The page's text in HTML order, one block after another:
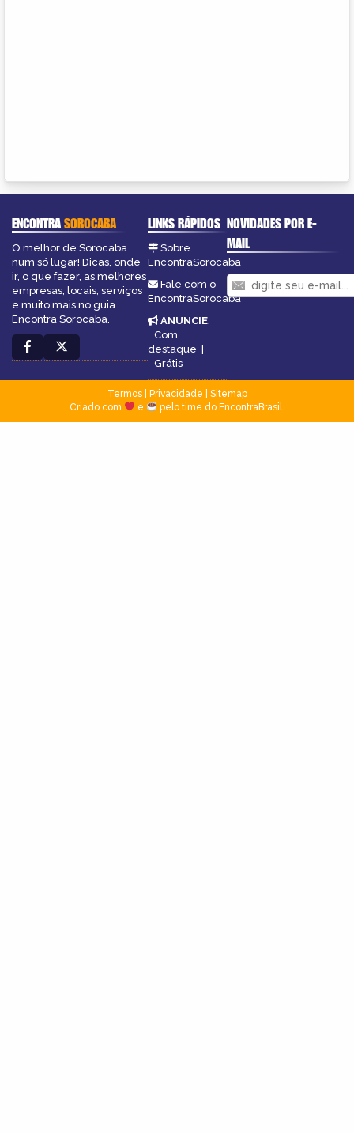
ENCONTRASOROCABA
O melhor de Sorocaba
num só lugar! Dicas, onde
ir, o que fazer, as melhores
empresas, locais, serviços
e muito mais no guia
Encontra Sorocaba.
LINKS RÁPIDOS
Sobre
EncontraSorocaba
Fale com o
EncontraSorocaba
ANUNCIE:
Com
destaque |
Grátis
NOVIDADES POR E-
MAIL
Termos| Privacidade
Sitemap
Criado com
e pelo time do EncontraBrasil